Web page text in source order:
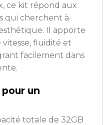
ce kit répond aux
qui cherchent à
Il apporte
fluidité et
facilement dans
un
totale de 32GB